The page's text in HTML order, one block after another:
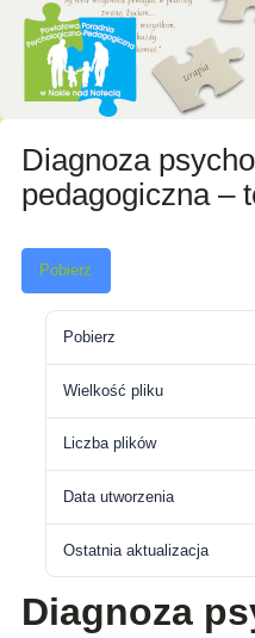
Diagnoza
pedagogiczna –
Pobierz
Pobierz
Wielkość pliku
Liczba plików
Data utworzenia
Ostatnia aktualizacja
Diagnoza